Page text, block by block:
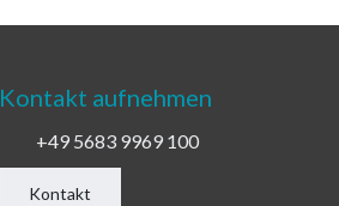
Kontakt aufnehmen
+49 5683 9969 100
Kontakt